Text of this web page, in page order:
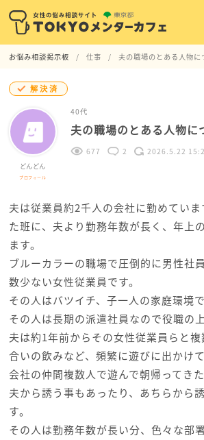
お悩み相談掲示板 仕事 夫の職場のとある人物に
解決済
どんどん
プロフィール
40代
夫の職場のとある人物に
677 2 2026.5.22
夫は従業員約2千人の会社に勤めてい
た班に、夫より勤務年数が長く、年上
ます。
ブルーカラーの職場で圧倒的に男性社
数少ない女性従業員です。
その人はバツイチ、子一人の家庭環境
その人は長期の派遣社員なので役職の
夫は約1年前からその女性従業員らと
合いの飲みなど、頻繁に遊びに出かけて
会社の仲間複数人で遊んで朝帰ってき
夫から誘う事もあったり、あちらから
す。
その人は勤務年数が長い分、色々な部